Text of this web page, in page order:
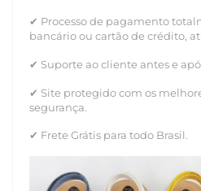
✔ Processo de pagamento
bancário ou cartão de crédito,
✔ Suporte ao cliente antes e
✔ Site protegido com os
segurança.
✔ Frete Grátis para todo Brasil.